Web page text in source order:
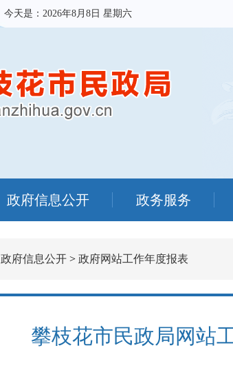
今天是： 2026年8月8日 星期六
政府信息公开 政务服务
政府信息公开 > 政府网站工作年度报表
攀枝花市民政局网站